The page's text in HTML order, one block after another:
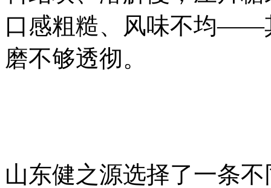
口感粗糙、风味不均——
磨不够透彻。
山东健之源选择了一条